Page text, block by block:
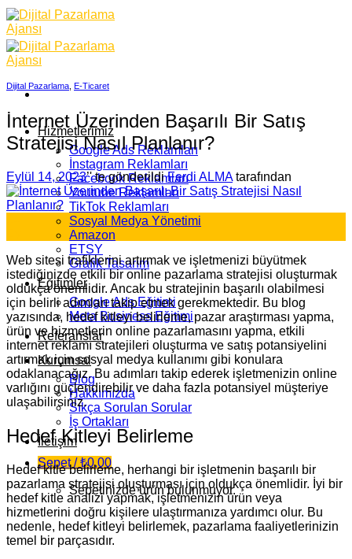
Skip
to
content
Hizmetlerimiz
Google Ads Reklamları
İnstagram Reklamları
Facebook Reklamları
Youtube Reklamları
TikTok Reklamları
Sosyal Medya Yönetimi
Amazon
ETSY
Grafik Tasarım
Eğitimler
Google Ads Eğitimi
Meta Business Eğitimi
Referanslar
Kurumsal
Blog
Hakkımızda
Sıkça Sorulan Sorular
İş Ortakları
İletişim
Sepet /₺0,00
Sepetinizde ürün bulunmuyor.
Dijital Pazarlama E-Ticaret
İnternet Üzerinden Başarılı Bir Satış
Stratejisi Nasıl Planlanır?
Eylül 14, 2023’' te gönderildi Ferdi ALMAtarafından
Web sitesi trafiklerini artırmak ve işletmenizi büyütmek
istediğinizde etkili bir online pazarlama stratejisi oluşturmak
oldukça önemlidir. Ancak bu stratejinin başarılı olabilmesi
için belirli adımları takip etmek gerekmektedir. Bu blog
yazısında, hedef kitleyi belirleme, pazar araştırması yapma,
ürün ve hizmetlerin online pazarlamasını yapma, etkili
internet reklamı stratejileri oluşturma ve satış potansiyelini
artırmak için sosyal medya kullanımı gibi konulara
odaklanacağız. Bu adımları takip ederek işletmenizin online
varlığını güçlendirebilir ve daha fazla potansiyel müşteriye
ulaşabilirsiniz.
Hedef Kitleyi Belirleme
Hedef kitle belirleme, herhangi bir işletmenin başarılı bir
pazarlama stratejisi oluşturması için oldukça önemlidir. İyi bir
hedef kitle analizi yapmak, işletmenizin ürün veya
hizmetlerini doğru kişilere ulaştırmanıza yardımcı olur. Bu
nedenle, hedef kitleyi belirlemek, pazarlama faaliyetlerinizin
temel bir parçasıdır.